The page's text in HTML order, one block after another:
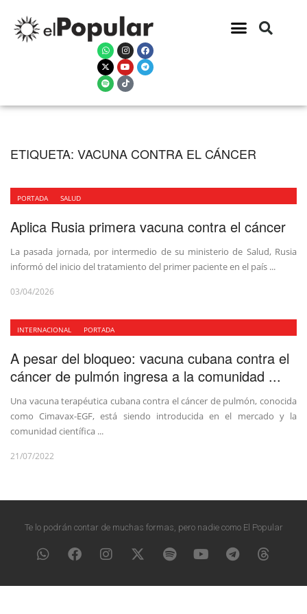
ETIQUETA: VACUNA CONTRA EL CÁNCER
PORTADA SALUD
Aplica Rusia primera vacuna contra el cáncer
La pasada jornada, por intermedio de su ministerio de Salud, Rusia
informó del inicio del tratamiento del primer paciente en el país ...
03/04/2026
INTERNACIONAL PORTADA
A pesar del bloqueo: vacuna cubana contra el
cáncer de pulmón ingresa a la comunidad ...
Una vacuna terapéutica cubana contra el cáncer de pulmón, conocida
como Cimavax-EGF, está siendo introducida en el mercado y la
comunidad científica ...
21/07/2022
Te lo podrán contar de muchas formas, pero nadie como El Popular